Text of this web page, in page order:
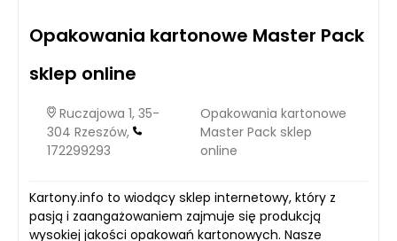
Opakowania kartonowe Master Pack
sklep online
Ruczajowa 1, 35-
304 Rzeszów,
172299293
Opakowania kartonowe
Master Pack sklep
online
Kartony.info to wiodący sklep internetowy, który z
pasją i zaangażowaniem zajmuje się produkcją
wysokiej jakości opakowań kartonowych. Nasze